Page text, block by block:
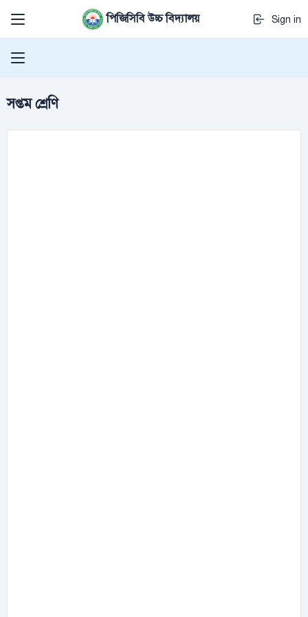
পিজিসিবি উচ্চ বিদ্যালয় Sign in
সপ্তম শ্রেণি